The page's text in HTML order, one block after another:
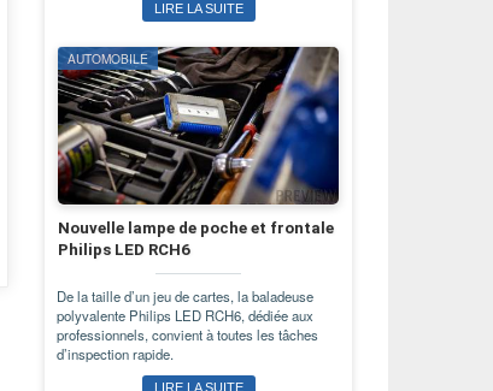
LIRE LA SUITE
AUTOMOBILE
Nouvelle lampe de poche et frontale
Philips LED RCH6
De la taille d’un jeu de cartes, la baladeuse
polyvalente Philips LED RCH6, dédiée aux
professionnels, convient à toutes les tâches
d’inspection rapide.
LIRE LA SUITE